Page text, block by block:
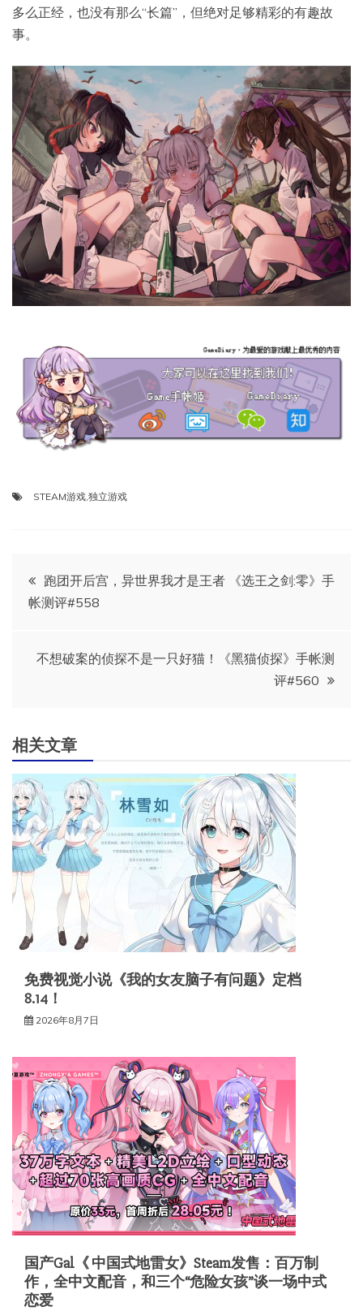
多么正经，也没有那么“长篇”，但绝对足够精彩的有趣故
事。
STEAM游戏,独立游戏
文
章
导
跑团开后宫，异世界我才是王者 《选王之剑:零》手
帐测评#558
不想破案的侦探不是一只好猫！《黑猫侦探》手帐测
评#560
相关文章
免费视觉小说《我的女友脑子有问题》定档
8.14！
2026年8月7日
国产Gal《 中国式地雷女》Steam发售：百万制
作，全中文配音，和三个“危险女孩”谈一场中式
恋爱